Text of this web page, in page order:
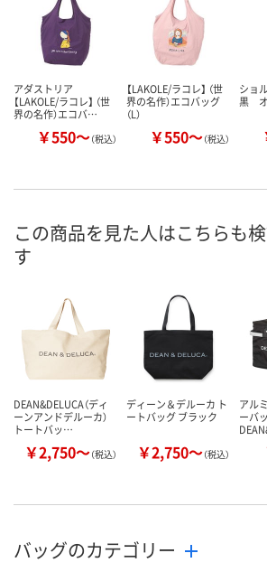
アダストリア
【LAKOLE/ラコレ】 （世
界の名作）エコバ…
￥550～（税込）
【LAKOLE/ラコレ】 （世
界の名作）エコバッグ
（L）
￥550～（税込）
ショ
黒 オ
この商品を見た人はこちらも
す
DEAN&DELUCA（ディ
ーンアンドデルーカ）
トートバッ…
￥2,750～（税込）
ディーン＆デルーカ ト
ートバッグ ブラック
￥2,750～（税込）
アル
ーバ
バッグのカテゴリー